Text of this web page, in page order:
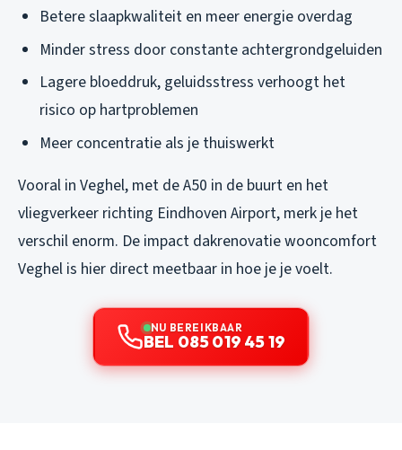
Betere slaapkwaliteit en meer energie overdag
Minder stress door constante achtergrondgeluiden
Lagere bloeddruk, geluidsstress verhoogt het
risico op hartproblemen
Meer concentratie als je thuiswerkt
Vooral in Veghel, met de A50 in de buurt en het
vliegverkeer richting Eindhoven Airport, merk je het
verschil enorm. De impact dakrenovatie wooncomfort
Veghel is hier direct meetbaar in hoe je je voelt.
NU BEREIKBAAR
BEL 085 019 45 19